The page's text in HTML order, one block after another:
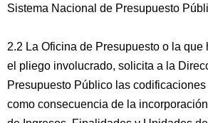
Sistema Nacional de Presupuesto
2.2 La Oficina de Presupuesto o la que
el pliego involucrado, solicita a la
Presupuesto Público las
como consecuencia de la